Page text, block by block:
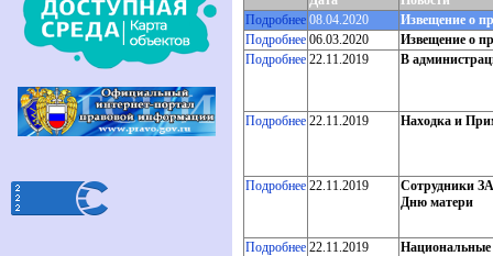
Подробнее 08.04.2020
Извещение о
Подробнее 06.03.2020
Извещение о
Подробнее 22.11.2019 В
Подробнее 22.11.2019 Находка и
Подробнее 22.11.2019
Сотрудники
Дню матери
Подробнее 22.11.2019 Национальные